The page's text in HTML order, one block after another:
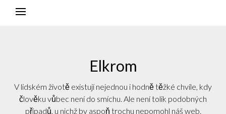
Elkrom
V lidském životě existují nejednou i hodně těžké chvíle, kdy
člověku vůbec není do smíchu. Ale není tolik podobných
případů, u nichž by aspoň trochu nepomohl náš web.